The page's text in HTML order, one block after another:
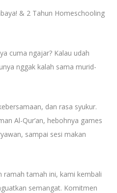
& 2 Tahun Homeschooling
cuma ngajar? Kalau udah
nggak kalah sama murid-
dan rasa syukur.
Al-Qur’an, hebohnya games
sampai sesi makan
tamah ini, kami kembali
semangat. Komitmen